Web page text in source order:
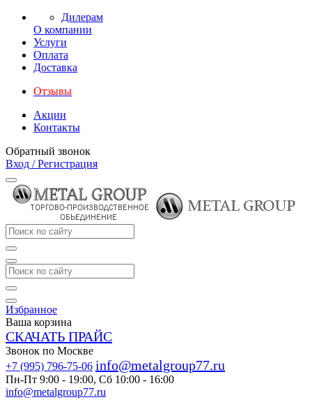
Дилерам
О компании
Услуги
Оплата
Доставка
Отзывы
Акции
Контакты
Обратный звонок
Вход / Регистрация
Избранное
Ваша корзина
СКАЧАТЬ ПРАЙС
Звонок по Москве
+7 (995) 796-75-06 info@metalgroup77.ru
Пн-Пт 9:00 - 19:00, Сб 10:00 - 16:00
info@metalgroup77.ru